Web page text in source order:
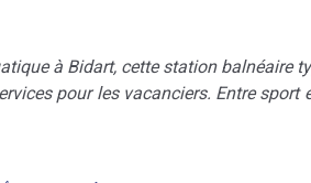
à Bidart, cette station balnéaire
pour les vacanciers. Entre sport